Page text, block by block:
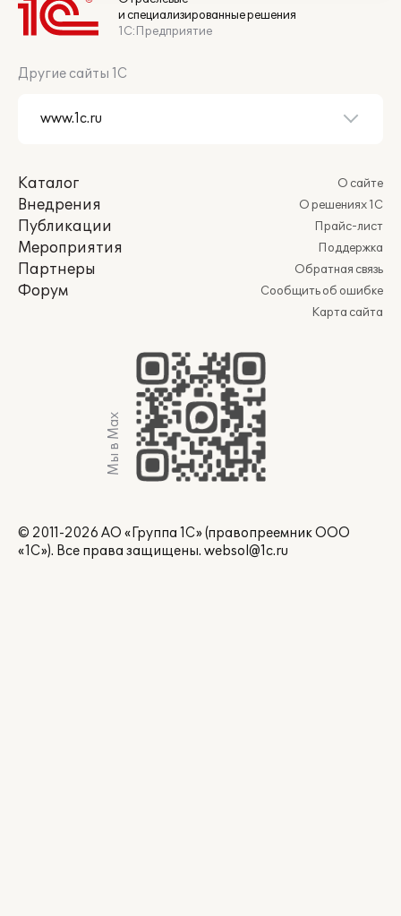
и специализированные решения
1С:Предприятие
Другие сайты 1С
Каталог
Внедрения
Публикации
Мероприятия
Партнеры
Форум
О сайте
О решениях 1С
Прайс-лист
Поддержка
Обратная связь
Сообщить об ошибке
Карта сайта
Мы в Max
© 2011-2026 АО «Группа 1С» (правопреемник ООО
«1С»). Все права защищены. websol@1c.ru